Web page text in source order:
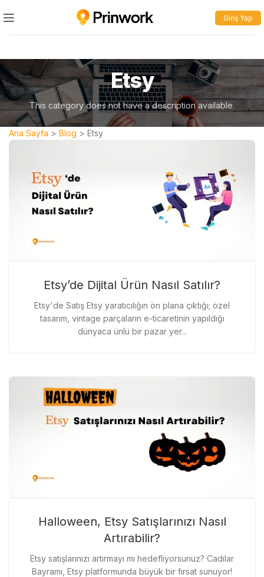
Giriş Yap
Etsy
This category does not have a description available.
Ana Sayfa > Blog > Etsy
Etsy’de Dijital Ürün Nasıl Satılır?
Etsy'de Satış Etsy yaratıcılığın ön plana çıktığı; özel
tasarım, vintage parçaların e-ticaretinin yapıldığı
dünyaca ünlü bir pazar yer...
Halloween, Etsy Satışlarınızı Nasıl
Artırabilir?
Etsy satışlarınızı artırmayı mı hedefliyorsunuz? Cadılar
Bayramı, Etsy platformunda büyük bir fırsat sunuyor!